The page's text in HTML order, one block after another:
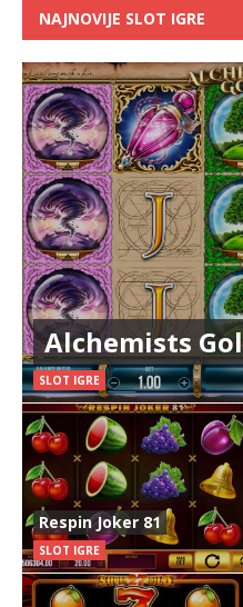
NAJNOVIJE SLOT IGRE
Alchemists
SLOT IGRE
Respin Joker 81
SLOT IGRE